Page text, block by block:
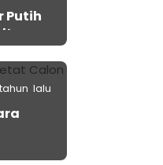
Putih
lalu